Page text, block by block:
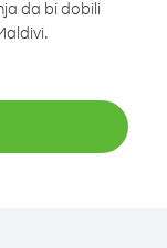
da bi dobili